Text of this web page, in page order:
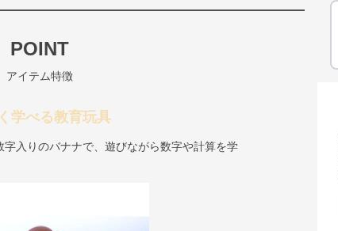
POINT
アイテム特徴
学べる教育玩具
入りのバナナで、遊びながら数字や計算を学